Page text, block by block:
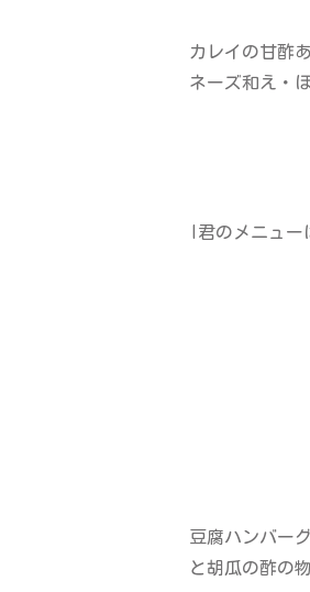
カレイの甘酢
ネーズ和え・
I君のメニュ
豆腐ハンバー
と胡瓜の酢の物